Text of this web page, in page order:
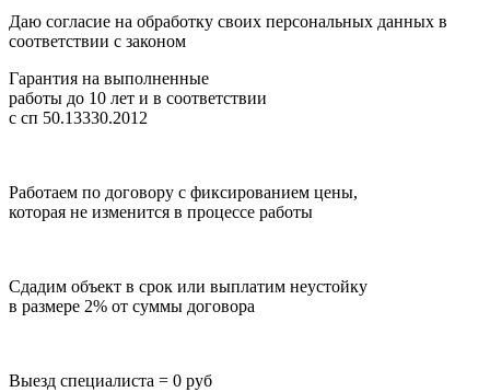
Даю согласие на обработку своих персональных данных в
соответствии с законом
Гарантия на выполненные
работы до 10 лет и в соответствии
с сп 50.13330.2012
Работаем по договору с фиксированием цены,
которая не изменится в процессе работы
Сдадим объект в срок или выплатим неустойку
в размере 2% от суммы договора
Выезд специалиста = 0 руб